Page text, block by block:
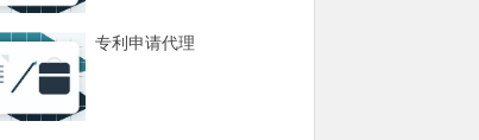
专利申请代理